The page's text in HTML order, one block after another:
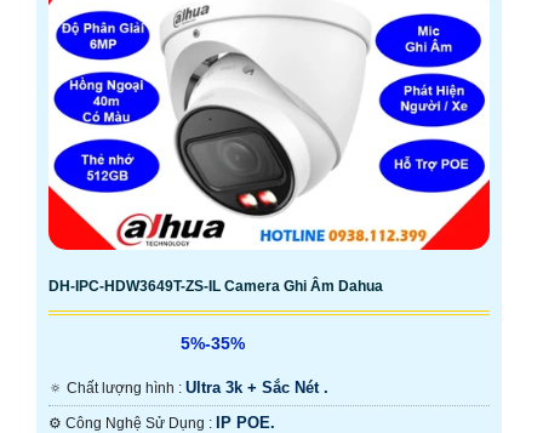
DH-IPC-HDW3649T-ZS-IL Camera Ghi Âm Dahua
5%-35%
🔅 Chất lượng hình : Ultra 3k + Sắc Nét .
⚙ Công Nghệ Sử Dụng : IP POE.